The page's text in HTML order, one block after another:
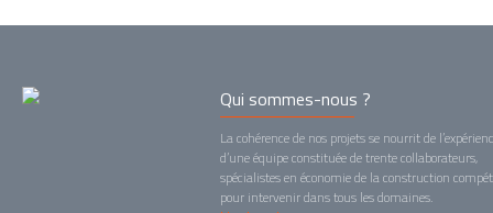
Qui sommes-nous ?
La cohérence de nos projets se nourrit de
d’une équipe constituée de trente collaborateurs,
spécialistes en économie de la construction
pour intervenir dans tous les domaines.